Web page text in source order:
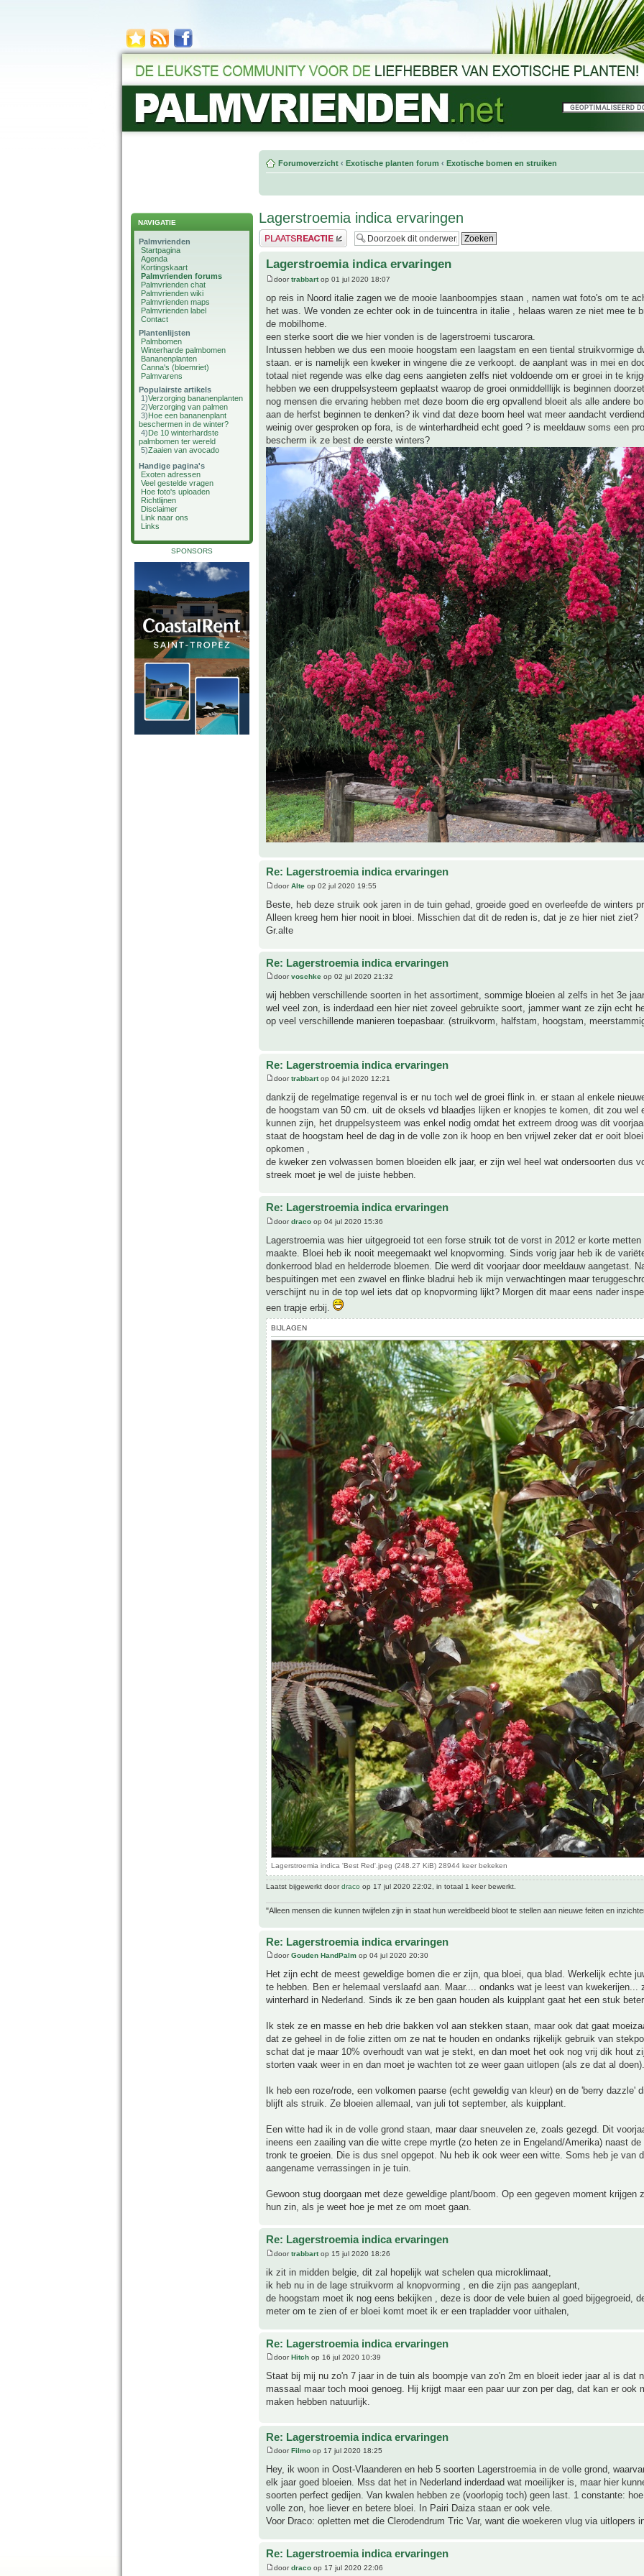
NAVIGATIE
Palmvrienden
Startpagina
Agenda
Kortingskaart
Palmvrienden forums
Palmvrienden chat
Palmvrienden wiki
Palmvrienden maps
Palmvrienden label
Contact
Plantenlijsten
Palmbomen
Winterharde palmbomen
Bananenplanten
Canna's (bloemriet)
Palmvarens
Populairste artikels
1)Verzorging bananenplanten
2)Verzorging van palmen
3)Hoe een bananenplant
beschermen in de winter?
4)De 10 winterhardste
palmbomen ter wereld
5)Zaaien van avocado
Handige pagina's
Exoten adressen
Veel gestelde vragen
Hoe foto's uploaden
Richtlijnen
Disclaimer
Link naar ons
Links
SPONSORS
Forumoverzicht ‹ Exotische planten forum ‹ Exotische bomen en struiken
Lagerstroemia indica ervaringen
Plaats een reactie
Lagerstroemia indica ervaringen
doortrabbartop 01 jul 2020 18:07
op reis in Noord italie zagen we de mooie laanboompjes staan , namen wat foto's om te
het was. We vonden ze echter ook in de tuincentra in italie , helaas waren ze niet mee te
de mobilhome.
een sterke soort die we hier vonden is de lagerstroemi tuscarora.
Intussen hebben we dus een mooie hoogstam een laagstam en een tiental struikvormige
staan. er is namelijk een kweker in wingene die ze verkoopt. de aanplant was in mei en
totaal niet regende was elke dag eens aangieten zelfs niet voldoende om er groei in te
hebben we een druppelsysteem geplaatst waarop de groei onmiddelllijk is beginnen
nog mensen die ervaring hebben met deze boom die erg opvallend bloeit als alle andere
aan de herfst beginnen te denken? ik vind dat deze boom heel wat meer aandacht
weinig over gesproken op fora, is de winterhardheid echt goed ? is meeldauw soms een
bescherm ik ze best de eerste winters?
Re: Lagerstroemia indica ervaringen
doorAlte op 02 jul 2020 19:55
Beste, heb deze struik ook jaren in de tuin gehad, groeide goed en overleefde de winters
Alleen kreeg hem hier nooit in bloei. Misschien dat dit de reden is, dat je ze hier niet ziet?
Gr.alte
Re: Lagerstroemia indica ervaringen
doorvoschke op 02 jul 2020 21:32
wij hebben verschillende soorten in het assortiment, sommige bloeien al zelfs in het 3e
wel veel zon, is inderdaad een hier niet zoveel gebruikte soort, jammer want ze zijn echt
op veel verschillende manieren toepasbaar. (struikvorm, halfstam, hoogstam,
Re: Lagerstroemia indica ervaringen
doortrabbartop 04 jul 2020 12:21
dankzij de regelmatige regenval is er nu toch wel de groei flink in. er staan al enkele
de hoogstam van 50 cm. uit de oksels vd blaadjes lijken er knopjes te komen, dit zou wel
kunnen zijn, het druppelsysteem was enkel nodig omdat het extreem droog was dit
staat de hoogstam heel de dag in de volle zon ik hoop en ben vrijwel zeker dat er ooit
opkomen ,
de kweker zen volwassen bomen bloeiden elk jaar, er zijn wel heel wat ondersoorten dus
streek moet je wel de juiste hebben.
Re: Lagerstroemia indica ervaringen
doordraco op 04 jul 2020 15:36
Lagerstroemia was hier uitgegroeid tot een forse struik tot de vorst in 2012 er korte metten
maakte. Bloei heb ik nooit meegemaakt wel knopvorming. Sinds vorig jaar heb ik de
donkerrood blad en helderrode bloemen. Die werd dit voorjaar door meeldauw aangetast.
bespuitingen met een zwavel en flinke bladrui heb ik mijn verwachtingen maar
verschijnt nu in de top wel iets dat op knopvorming lijkt? Morgen dit maar eens nader
een trapje erbij.
BIJLAGEN
Lagerstroemia indica 'Best Red'.jpeg (248.27 KiB) 28944 keer bekeken
Laatst bijgewerkt doordraco op 17 jul 2020 22:02, in totaal 1 keer bewerkt.
"Alleen mensen die kunnen twijfelen zijn in staat hun wereldbeeld bloot te stellen aan nieuwe feiten en
Re: Lagerstroemia indica ervaringen
doorGouden HandPalm op 04 jul 2020 20:30
Het zijn echt de meest geweldige bomen die er zijn, qua bloei, qua blad. Werkelijk echte
te hebben. Ben er helemaal verslaafd aan. Maar.... ondanks wat je leest van kwekerijen...
winterhard in Nederland. Sinds ik ze ben gaan houden als kuipplant gaat het een stuk
Ik stek ze en masse en heb drie bakken vol aan stekken staan, maar ook dat gaat
dat ze geheel in de folie zitten om ze nat te houden en ondanks rijkelijk gebruik van
schat dat je maar 10% overhoudt van wat je stekt, en dan moet het ook nog vrij dik hout
storten vaak weer in en dan moet je wachten tot ze weer gaan uitlopen (als ze dat al doen).
Ik heb een roze/rode, een volkomen paarse (echt geweldig van kleur) en de 'berry dazzle'
blijft als struik. Ze bloeien allemaal, van juli tot september, als kuipplant.
Een witte had ik in de volle grond staan, maar daar sneuvelen ze, zoals gezegd. Dit
ineens een zaailing van die witte crepe myrtle (zo heten ze in Engeland/Amerika) naast de
tronk te groeien. Die is dus snel opgepot. Nu heb ik ook weer een witte. Soms heb je van
aangename verrassingen in je tuin.
Gewoon stug doorgaan met deze geweldige plant/boom. Op een gegeven moment krijgen
hun zin, als je weet hoe je met ze om moet gaan.
Re: Lagerstroemia indica ervaringen
doortrabbartop 15 jul 2020 18:26
ik zit in midden belgie, dit zal hopelijk wat schelen qua microklimaat,
ik heb nu in de lage struikvorm al knopvorming , en die zijn pas aangeplant,
de hoogstam moet ik nog eens bekijken , deze is door de vele buien al goed bijgegroeid,
meter om te zien of er bloei komt moet ik er een trapladder voor uithalen,
Re: Lagerstroemia indica ervaringen
doorHitch op 16 jul 2020 10:39
Staat bij mij nu zo'n 7 jaar in de tuin als boompje van zo'n 2m en bloeit ieder jaar al is dat
massaal maar toch mooi genoeg. Hij krijgt maar een paar uur zon per dag, dat kan er ook
maken hebben natuurlijk.
Re: Lagerstroemia indica ervaringen
doorFilmo op 17 jul 2020 18:25
Hey, ik woon in Oost-Vlaanderen en heb 5 soorten Lagerstroemia in de volle grond,
elk jaar goed bloeien. Mss dat het in Nederland inderdaad wat moeilijker is, maar hier
soorten perfect gedijen. Van kwalen hebben ze (voorlopig toch) geen last. 1 constante:
volle zon, hoe liever en betere bloei. In Pairi Daiza staan er ook vele.
Voor Draco: opletten met die Clerodendrum Tric Var, want die woekeren vlug via uitlopers
Re: Lagerstroemia indica ervaringen
doordraco op 17 jul 2020 22:06